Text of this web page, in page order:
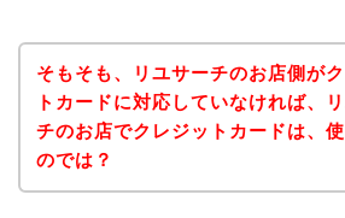
そもそも、リユサーチのお店側が
トカードに対応していなければ、
チのお店でクレジットカードは、
のでは？